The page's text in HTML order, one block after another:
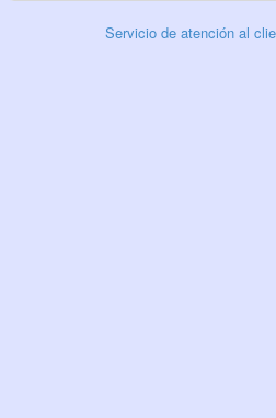
Servicio de atención al